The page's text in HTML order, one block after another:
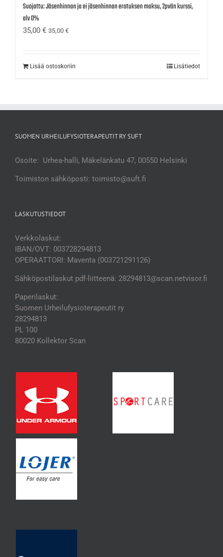
Suojattu: Jäsenhinnan ja ei jäsenhinnan erotuksen maksu, 2pvän kurssi,
alv 0%
35,00 € 35,00 €
Lisää ostoskoriin Lisätiedot
SUOMEN URHEILUFYSIOTERAPEUTIT RY SUFT
Osoite: Urhea-halli, Mäkelänkatu 47, 00550 Helsinki
Toimiston sähköposti: toimisto@suft.fi
LASKUTUSTIEDOT
Verkkolaskut:
IBAN/OVT: 003728294813
OPERAATTORI: Maventa (003721291126)
Sähköpostilaskut pdf-liitteenä: 28294813@scan.netvisor.fi
Paperilaskut:
Suomen Urheilufysioterapeutit ry
28294813
PL 100
80020 Kollektor Scan